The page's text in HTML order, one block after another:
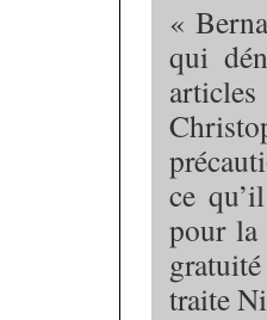
«
qui
ce
pour la
traite